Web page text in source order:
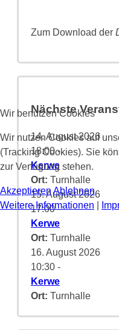
Zum Download der
Nächste
14. August 2026
18:00-
Kerwe
Ort: Turnhalle
15. August 2026
17:00-
Kerwe
Ort: Turnhalle
16. August 2026
10:30 -
Kerwe
Ort: Turnhalle
Wir benutzen Cookies
Wir nutzen Cookies auf
(Tracking Cookies). Sie
zur Verfügung stehen.
Akzeptieren Ablehnen
Weitere Informationen